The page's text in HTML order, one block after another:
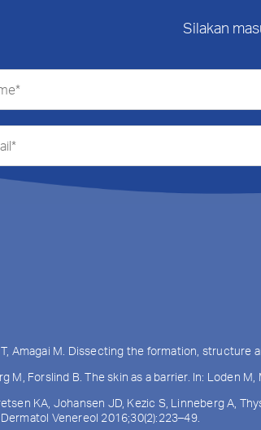
Silakan
Amagai M. Dissecting the formation, structure
M, Forslind B. The skin as a barrier. In: Loden
KA, Johansen JD, Kezic S, Linneberg A,
Venereol 2016;30(2):223–49.